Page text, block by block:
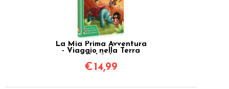
La Mia Prima Avventura
- Viaggio nella Terra
€ 14,99